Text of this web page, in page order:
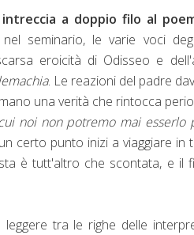
a doppio filo al
seminario, le varie voci
eroicità di Odisseo e
. Le reazioni del padre
una verità che rintocca
noi non potremo mai esserlo
certo punto inizi a viaggiare
è tutt'altro che scontata, e
tra le righe delle